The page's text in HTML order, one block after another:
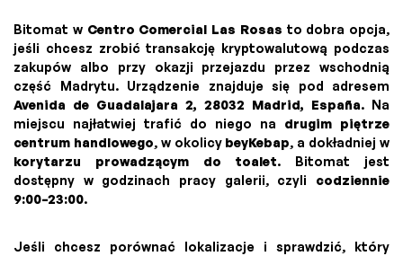
Bitomat w Centro Comercial Las Rosas to dobra opcja,
jeśli chcesz zrobić transakcję kryptowalutową podczas
zakupów albo przy okazji przejazdu przez wschodnią
część Madrytu. Urządzenie znajduje się pod adresem
Avenida de Guadalajara 2, 28032 Madrid, España. Na
miejscu najłatwiej trafić do niego na drugim piętrze
centrum handlowego, w okolicy beyKebap, a dokładniej w
korytarzu prowadzącym do toalet. Bitomat jest
dostępny w godzinach pracy galerii, czyli codziennie
9:00–23:00.
Jeśli chcesz porównać lokalizacje i sprawdzić, który